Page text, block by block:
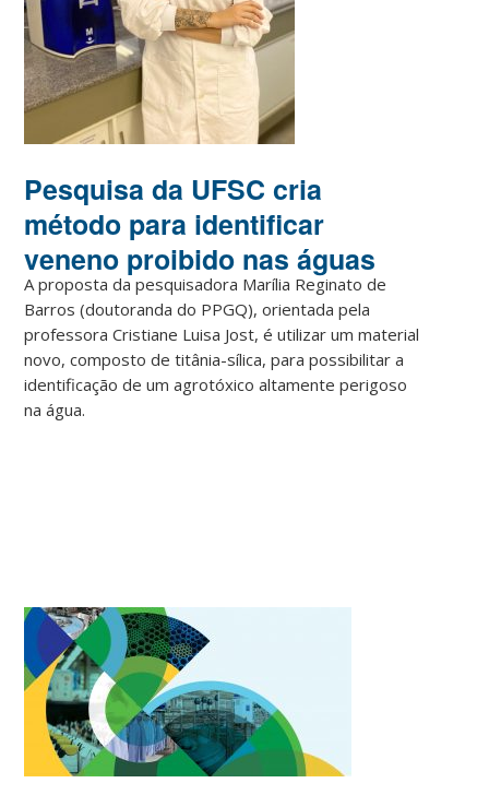
Pesquisa da UFSC cria
método para identificar
veneno proibido nas águas
A proposta da pesquisadora Marília Reginato de
Barros (doutoranda do PPGQ), orientada pela
professora Cristiane Luisa Jost, é utilizar um material
novo, composto de titânia-sílica, para possibilitar a
identificação de um agrotóxico altamente perigoso
na água.